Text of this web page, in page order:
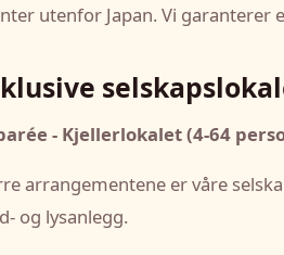
utenfor Japan. Vi garanterer
- Kjellerlokalet (4-64
arrangementene er våre
og lysanlegg.